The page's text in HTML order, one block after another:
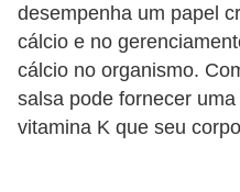
desempenha um papel
cálcio e no
cálcio no organismo.
salsa pode fornecer
vitamina K que seu